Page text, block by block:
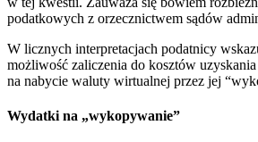
podatkowych z orzecznictwem sądów
W licznych interpretacjach podatnicy
możliwość zaliczenia do kosztów
na nabycie waluty wirtualnej przez jej
Wydatki na „wykopywanie”